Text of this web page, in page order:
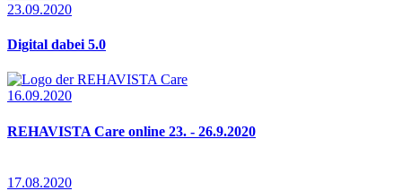
23.09.2020
Digital dabei 5.0
16.09.2020
REHAVISTA Care online 23. - 26.9.2020
17.08.2020